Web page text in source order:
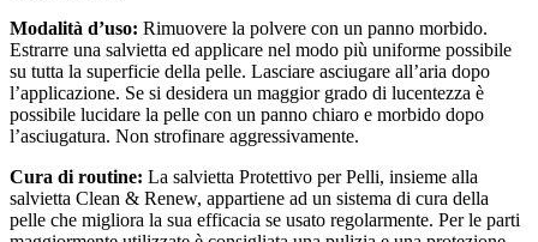
Modalità d’uso: Rimuovere la polvere con un panno morbido.
Estrarre una salvietta ed applicare nel modo più uniforme possibile
su tutta la superficie della pelle. Lasciare asciugare all’aria dopo
l’applicazione. Se si desidera un maggior grado di lucentezza è
possibile lucidare la pelle con un panno chiaro e morbido dopo
l’asciugatura. Non strofinare aggressivamente.
Cura di routine: La salvietta Protettivo per Pelli, insieme alla
salvietta Clean & Renew, appartiene ad un sistema di cura della
pelle che migliora la sua efficacia se usato regolarmente. Per le parti